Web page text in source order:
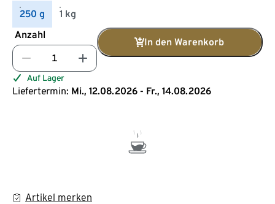
250 g
1 kg
Anzahl
In den Warenkorb
Auf Lager
Liefertermin: Mi., 12.08.2026 - Fr., 14.08.2026
Artikel merken